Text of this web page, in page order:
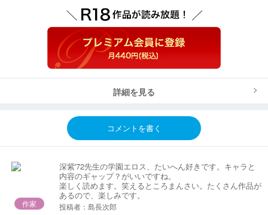
詳細を見る
コメントを書く
作家
深紫'72先生の学園エロス、たいへん好きです。キャラと
内容のギャップ？がいいですね。
楽しく読めます。笑えるところまんさい。たくさん作品が
あるので、楽しみです。
投稿者：島長次郎